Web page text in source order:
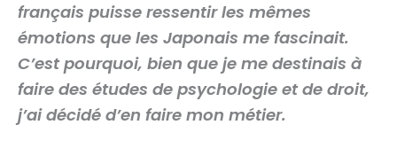
français puisse ressentir les mêmes
émotions que les Japonais me fascinait.
C’est pourquoi, bien que je me destinais à
faire des études de psychologie et de droit,
j’ai décidé d’en faire mon métier.